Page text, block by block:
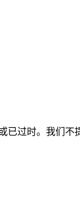
已过时。我们